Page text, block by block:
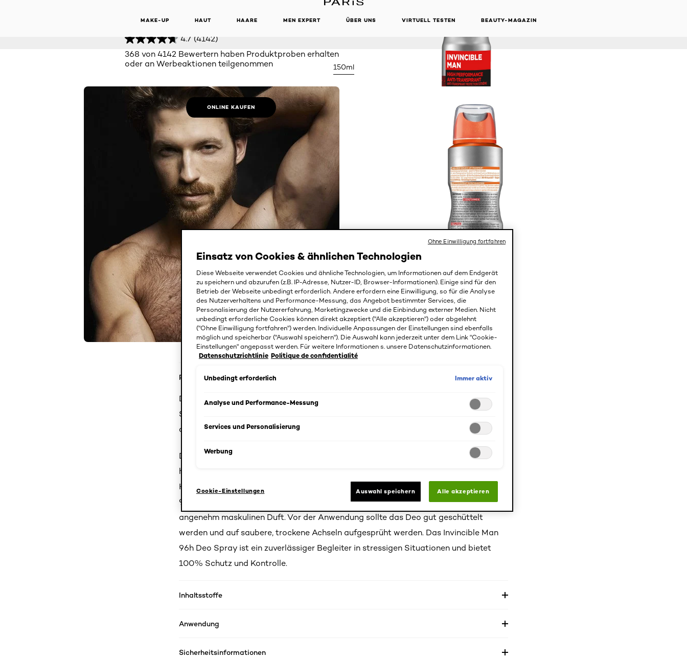
MAKE-UP HAUT HAARE MEN EXPERT ÜBER UNS VIRTUELL TESTEN BEAUTY-MAGAZIN
SPRAY
4.7 (4142)
368 von 4142 Bewertern haben Produktproben erhalten
oder an Werbeaktionen teilgenommen
ONLINE KAUFEN
150ml
Produktdetails
Das Invincible Man 96h Deo Spray von L'Oréal Paris Men Expert bietet ultralangen
Schutz vor Schweiß und Körpergeruch. Die Hochleistungsformel schützt und pflegt
die Haut von Männern zuverlässig.
Das Invincible Man 96h Deo Spray von L'Oréal Paris Men Expert ist ein
hochwirksames Deodorant, das speziell für Männer entwickelt wurde. Seine
Hochleistungsformel bietet einen Schutz vor Schweiß und Körpergeruch, der bis zu
96 Stunden anhält. Das Deodorant ist für alle Hauttypen geeignet und verleiht einen
angenehm maskulinen Duft. Vor der Anwendung sollte das Deo gut geschüttelt
werden und auf saubere, trockene Achseln aufgesprüht werden. Das Invincible Man
96h Deo Spray ist ein zuverlässiger Begleiter in stressigen Situationen und bietet
100% Schutz und Kontrolle.
Inhaltsstoffe
Anwendung
Sicherheitsinformationen
Einsatz von Cookies & ähnlichen Technologien
Diese Webseite verwendet Cookies und ähnliche Technologien, um Informationen auf dem Endgerät
zu speichern und abzurufen (z.B. IP-Adresse, Nutzer-ID, Browser-Informationen). Einige sind für den
Betrieb der Webseite unbedingt erforderlich. Andere erfordern eine Einwilligung, so für die Analyse
des Nutzerverhaltens und Performance-Messung, das Angebot bestimmter Services, die
Personalisierung der Nutzererfahrung, Marketingzwecke und die Einbindung externer Medien. Nicht
unbedingt erforderliche Cookies können direkt akzeptiert ("Alle akzeptieren") oder abgelehnt
("Ohne Einwilligung fortfahren") werden. Individuelle Anpassungen der Einstellungen sind ebenfalls
möglich und speicherbar ("Auswahl speichern"). Die Auswahl kann jederzeit unter dem Link "Cookie-
Einstellungen" angepasst werden. Für weitere Informationen s. unsere Datenschutzinformationen.
Datenschutzrichtlinie Politique de confidentialité
Unbedingt erforderlich Immer aktiv
Analyse und Performance-Messung
Services und Personalisierung
Werbung
Cookie-Einstellungen Auswahl speichern Alle akzeptieren
Ohne Einwilligung fortfahren